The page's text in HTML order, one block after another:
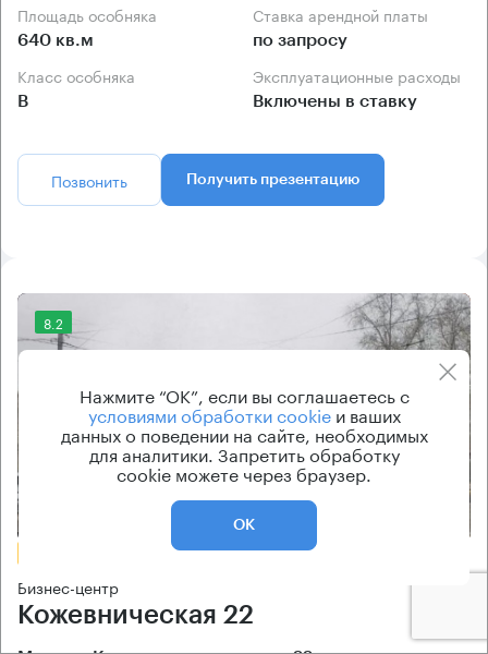
Площадь особняка
640 кв.м
Ставка арендной платы
по запросу
Класс особняка
B
Эксплуатационные расходы
Включены в ставку
Позвонить Получить презентацию
8.2
Бизнес-центр
Кожевническая 22
Нажмите “ОК”, если вы соглашаетесь с
условиями обработки cookieи ваших
данных о поведении на сайте, необходимых
для аналитики. Запретить обработку
cookie можете через браузер.
ОК